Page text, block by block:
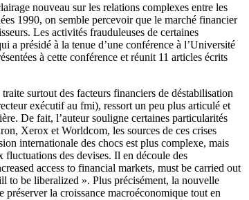
nouveau sur les relations complexes entre les
1990, on semble percevoir que le marché financier
Les activités frauduleuses de certaines
a présidé à la tenue d’une conférence à l’Université
à cette conférence et réunit 11 articles écrits
surtout des facteurs financiers de déstabilisation
exécutif au fmi), ressort un peu plus articulé et
De fait, l’auteur souligne certaines particularités
Xerox et Worldcom, les sources de ces crises
internationale des chocs est plus complexe, mais
des devises. Il en découle des
access to financial markets, must be carried out
to be liberalized ». Plus précisément, la nouvelle
la croissance macroéconomique tout en